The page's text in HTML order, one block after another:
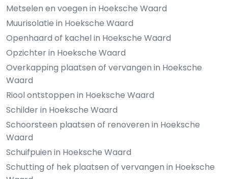
Metselen en voegen in Hoeksche Waard
Muurisolatie in Hoeksche Waard
Openhaard of kachel in Hoeksche Waard
Opzichter in Hoeksche Waard
Overkapping plaatsen of vervangen in Hoeksche
Waard
Riool ontstoppen in Hoeksche Waard
Schilder in Hoeksche Waard
Schoorsteen plaatsen of renoveren in Hoeksche
Waard
Schuifpuien in Hoeksche Waard
Schutting of hek plaatsen of vervangen in Hoeksche